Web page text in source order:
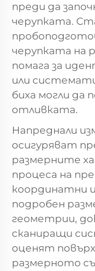
преди да
черупката.
черупката на
помага за
или
биха могли да
отливката.
Напреднали
осигуряват
размерните
процеса на
координатни
подробен
геометрии,
сканиращи
оценят
размерното